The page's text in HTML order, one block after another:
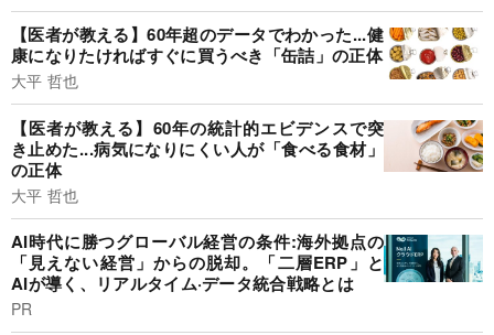
【医者が教える】60年超のデータでわかった...健
康になりたければすぐに買うべき「缶詰」の正体
大平 哲也
【医者が教える】60年の統計的エビデンスで突
き止めた...病気になりにくい人が「食べる食材」
の正体
大平 哲也
AI時代に勝つグローバル経営の条件:海外拠点の
「見えない経営」からの脱却。「二層ERP」と
AIが導く、リアルタイム·データ統合戦略とは
PR